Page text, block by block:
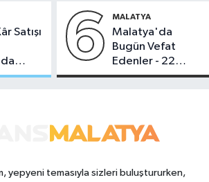
Satışı
6 MALATYA
Malatya'da
Bugün Vefat
Edenler - 22
Temmuz 2026
yepyeni temasıyla sizleri buluştururken,